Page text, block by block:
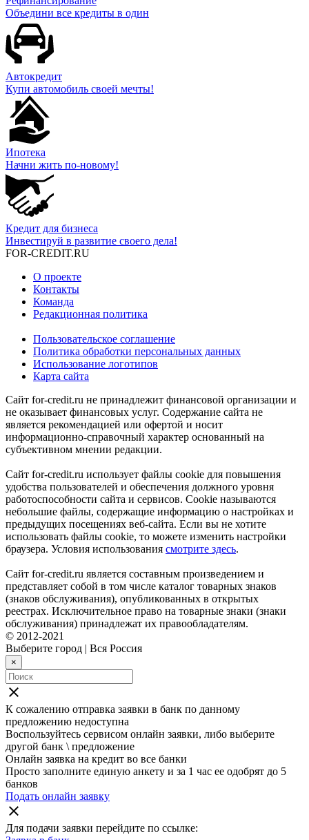
Объедини все кредиты в один
Автокредит
Купи автомобиль своей мечты!
Ипотека
Начни жить по-новому!
Кредит для бизнеса
Инвестируй в развитие своего дела!
FOR-CREDIT.RU
О проекте
Контакты
Команда
Редакционная политика
Пользовательское соглашение
Политика обработки персональных данных
Использование логотипов
Карта сайта
Сайт for-credit.ru не принадлежит финансовой организации и
не оказывает финансовых услуг. Содержание сайта не
является рекомендацией или офертой и носит
информационно-справочный характер основанный на
субъективном мнении редакции.
Сайт for-credit.ru использует файлы cookie для повышения
удобства пользователей и обеспечения должного уровня
работоспособности сайта и сервисов. Cookie называются
небольшие файлы, содержащие информацию о настройках и
предыдущих посещениях веб-сайта. Если вы не хотите
использовать файлы cookie, то можете изменить настройки
браузера. Условия использования смотрите здесь.
Сайт for-credit.ru является составным произведением и
представляет собой в том числе каталог товарных знаков
(знаков обслуживания), опубликованных в открытых
реестрах. Исключительное право на товарные знаки (знаки
обслуживания) принадлежат их правообладателям.
© 2012-2021
Выберите город | Вся Россия
×
close
К сожалению отправка заявки в банк по данному
предложению недоступна
Воспользуйтесь сервисом онлайн заявки, либо выберите
другой банк \ предложение
Онлайн заявка на кредит во все банки
Просто заполните единую анкету и за 1 час ее одобрят до 5
банков
Подать онлайн заявку
close
Для подачи заявки перейдите по ссылке: